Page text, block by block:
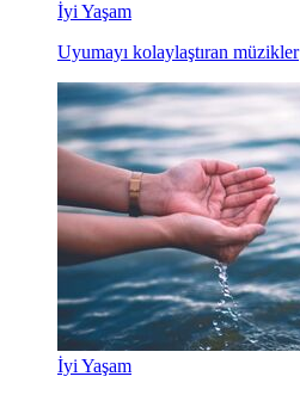
İyi Yaşam
Uyumayı kolaylaştıran müzikler
İyi Yaşam